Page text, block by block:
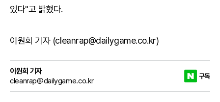
있다"고 밝혔다.
이원희 기자 (cleanrap@dailygame.co.kr)
이원희 기자
cleanrap@dailygame.co.kr
구독